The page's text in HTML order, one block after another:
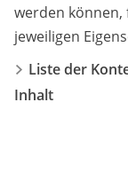
werden können,
jeweiligen
Liste der
Inhalt